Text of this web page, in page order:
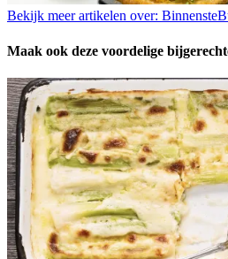
Bekijk meer artikelen over:
Maak ook deze voordelige